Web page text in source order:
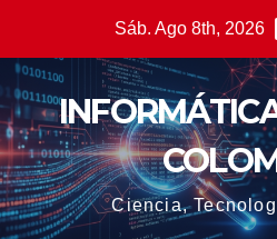
contenido
Sáb. Ago 8th, 2026
Ciencia,